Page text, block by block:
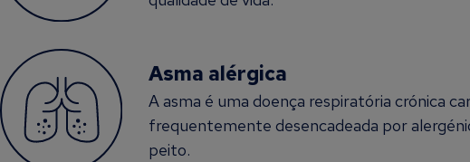
Asma alérgica
A asma é uma doença respiratória crónica
frequentemente desencadeada por
peito.